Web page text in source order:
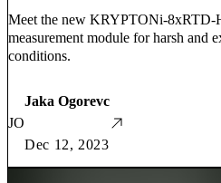
Meet the new KRYPTONi-8xRTD-
measurement module for harsh and
conditions.
JO
Jaka Ogorevc
Dec 12, 2023